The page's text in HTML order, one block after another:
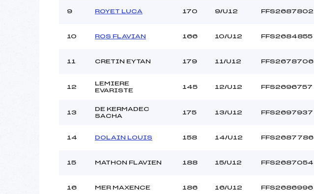
9 ROYET LUCA 170 9/U12 FFS2687802
10 ROS FLAVIAN 166 10/U12 FFS2684855
11 CRETIN EYTAN 179 11/U12 FFS2678706
12
LEMIERE
EVARISTE
145 12/U12 FFS2696757
13
DE KERMADEC
SACHA
175 13/U12 FFS2697937
14 DOLAIN LOUIS 158 14/U12 FFS2687786
15 MATHON FLAVIEN 188 15/U12 FFS2687054
16 MER MAXENCE 186 16/U12 FFS2686996